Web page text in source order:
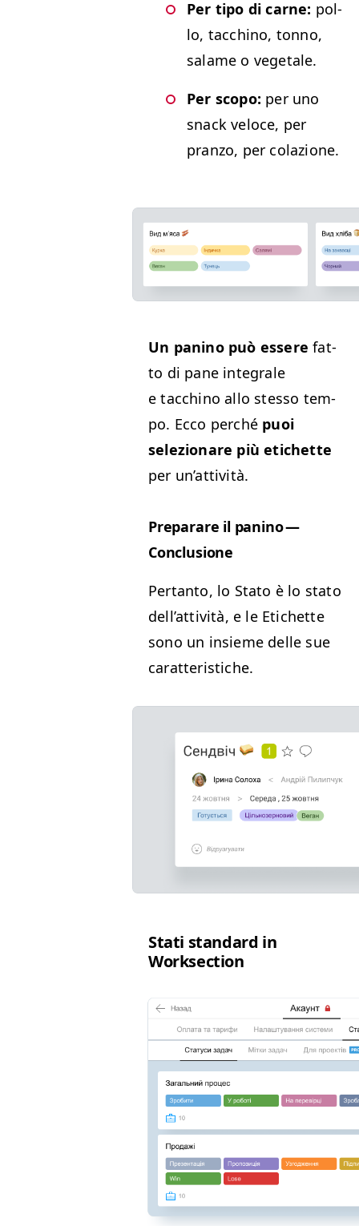
Per tipo di carne: pol­
lo, tacchi­no, ton­no,
salame o vegetale.
Per scopo: per uno
snack veloce, per
pran­zo, per colazione.
Un pani­no può essere fat­
to di pane inte­grale
e tacchi­no allo stes­so tem­
po. Ecco per­ché puoi
selezionare più etichette
per un’attività.
Preparare il pani­no —
Conclusione
Per­tan­to, lo Sta­to è lo sta­to
del­l’at­tiv­ità, e le Etichette
sono un insieme delle sue
caratteristiche.
Sta­ti stan­dard in
Worksection